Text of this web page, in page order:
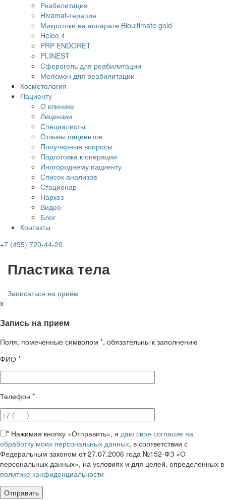
Реабилитация
Hivamat-терапия
Микротоки на аппарате Bioultimate gold
Heleo 4
PRP ENDORET
PLINEST
Сферогель для реабилитации
Мелсмон для реабилитации
Косметология
Пациенту
О клинике
Лицензии
Специалисты
Отзывы пациентов
Популярные вопросы
Подготовка к операции
Иногороднему пациенту
Список анализов
Стационар
Наркоз
Видео
Блог
Контакты
+7 (495) 720-44-20
Пластика тела
Записаться на приём
x
Запись на прием
Поля, помеченные символом *, обязательны к заполнению
ФИО *
Телефон *
* Нажимая кнопку «Отправить», я даю свое согласие на
обработку моих персональных данных, в соответствии с
Федеральным законом от 27.07.2006 года №152-ФЗ «О
персональных данных», на условиях и для целей, определенных в
политике конфиденциальности